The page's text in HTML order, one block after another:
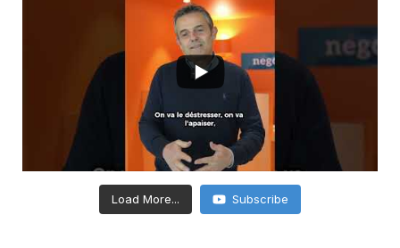
Load More... Subscribe